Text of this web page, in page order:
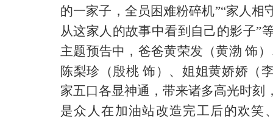
的一家子，全员困难粉碎机”“家人相
从这家人的故事中看到自己的影子”
主题预告中， 爸爸黄荣发（黄渤 饰
陈梨珍（殷桃 饰）、姐姐黄娇娇（
家五口各显神通，带来诸多高光时刻
是众人在加油站改造完工后的欢笑